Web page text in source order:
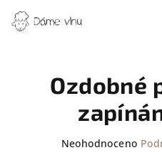
na
obsah
Ozdobné
Průměrné
Neohodnoceno